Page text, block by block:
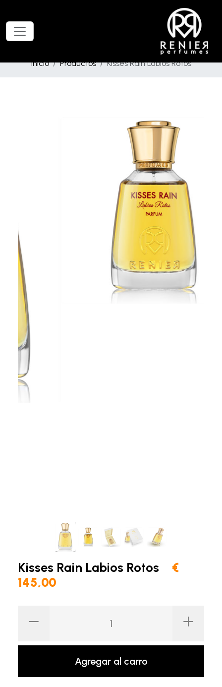
Inicio Productos Kisses Rain Labios Rotos
Kisses Rain Labios Rotos
€
145,00
Agregar al carro